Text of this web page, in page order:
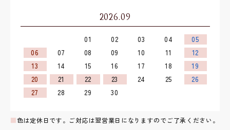
2026.09
01 02 03 04
05
06
07 08 09 10 11
12
13
14 15 16 17 18
19
20
21 22 23 24 25
26
27
28 29 30
■色は定休日です。ご対応は翌営業日になりますのでご了承ください。